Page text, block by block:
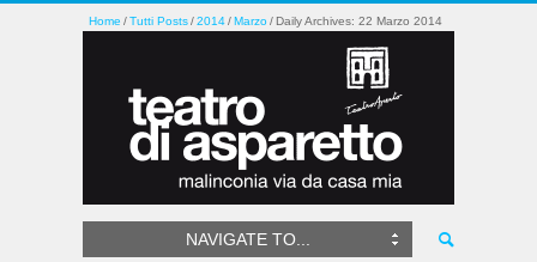
Home Tutti Posts 2014 Marzo Daily Archives: 22 Marzo 2014
NAVIGATE TO...